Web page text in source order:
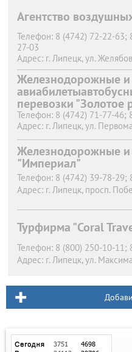
Агентство
Телефон: 8 (4742) 72-22-63;
27-03
Адрес: г. Липецк, ул.
Железнодорожные и
перевозки "Золотое
Телефон: 8 (4742) 71-77-46;
Адрес: г. Липецк, ул.
Железнодорожные и
"Империал"
Телефон: 8 (4742) 39-78-29;
Адрес: г. Липецк, просп.
Турфирма "Coral
Телефон: 8 (800) 250-10-11;
Адрес: г. Липецк, ул.